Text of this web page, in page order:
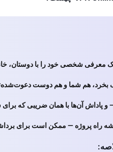
پاداش آن‌ها با همان ضریبی که